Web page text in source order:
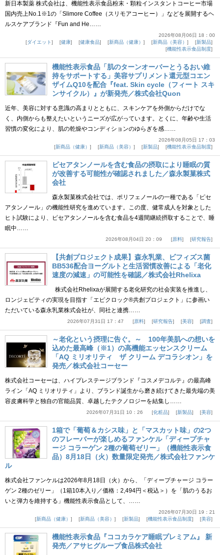
新日本製薬 株式会社は、機能性表示食品粉末・顆粒インスタントコーヒー市場
国内売上No.1※1の「Slimore Coffee（スリモアコーヒー）」などを展開するヘ
ルスケアブランド『Fun and He……
2026年08月06日 18：00
ダイエット
健康 健康食品 新商品（健康） 新商品（美容）
新製品
機能性表示食品制度
機能性表示食品「肌のターンオーバーとうるおい維
持をサポートする」美容サプリメント還元型コエン
ザイムQ10を配合『feat. Skin cycle（フィート スキ
ンサイクル）』が新発売／株式会社Quon
近年、美容に対する意識の高まりとともに、スキンケアを外側からだけでな
く、内側からも整えたいというニーズが広がっています。とくに、年齢や生活
習慣の変化により、肌の乾燥やコンディションのゆらぎを感……
2026年08月05日 17：03
新商品（健康）
新商品（美容） 新製品 機能性表示食品制度
ピセアタンノールを含む食品の摂取により睡眠の質
が改善する可能性が確認されました／森永製菓株式
会社
森永製菓株式会社では、ポリフェノールの一種である「ピセ
アタンノール」の機能性研究を進めています。この度、健常成人を対象とした
ヒト試験により、ピセアタンノールを含む食品を4週間継続摂取することで、睡
眠中……
2026年08月04日 20：09 原料 研究報告
【共創プロジェクト成果】森永乳業、ビフィズス菌
BB536配合ヨーグルトと生活習慣改善による「老化
速度の減速」の可能性を確認／株式会社Rhelixa
株式会社Rhelixaが展開する老化研究の社会実装を推進し、
ロンジェビティの実現を目指す「エピクロック®共創プロジェクト」に参画い
ただいている森永乳業株式会社が、同社と連携……
2026年07月31日 17：47 原料 研究報告 美容 調査
～老化という摂理に告ぐ。～ 100年美肌への想いを
込めた最高峰（※1）の高機能エッセンスクリーム
「AQ ミリオリティ ザ クリーム デコラシオン」を
発売／株式会社コーセー
株式会社コーセーは、ハイプレステージブランド『コスメデコルテ』の最高峰
ライン「AQ ミリオリティ」より、ブランド誕生から磨き続けてきた最先端の美
容皮膚科学と独自の官能品質、卓越したテクノロジーを結集し……
2026年07月31日 10：26 化粧品 新製品 美容
1箱で「葡萄＆カシス味」と「マスカット味」の2つ
のフレーバーが楽しめるファンケル「ディープチャ
ージ コラーゲン 2種の葡萄ゼリー」（機能性表示食
品）8月18日（火）数量限定発売／株式会社ファンケ
ル
株式会社ファンケルは2026年8月18日（火）から、「ディープチャージ コラー
ゲン 2種のゼリー」（1箱10本入り／価格：2,494円＜税込＞）を「肌のうるお
いと弾力を維持する」機能性表示食品として、……
2026年07月30日 19：21
新商品（健康）
新商品（美容） 新製品 機能性表示食品制度 美容
機能性表示食品『ココカラケア睡眠プレミアム』 新
発売／アサヒグループ食品株式会社